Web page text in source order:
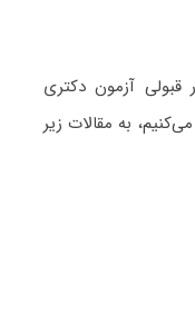
آزمون دکتری
به مقالات زیر